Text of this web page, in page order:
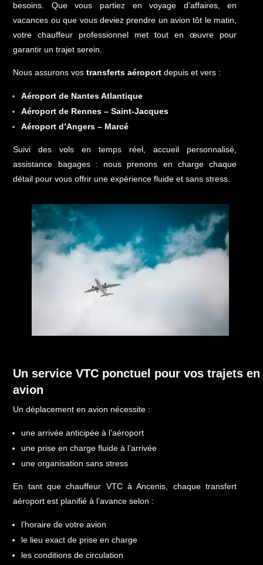
besoins. Que vous partiez en voyage d’affaires, en
vacances ou que vous deviez prendre un avion tôt le matin,
votre chauffeur professionnel met tout en œuvre pour
garantir un trajet serein.
Nous assurons vostransferts aéroport depuis et vers :
Aéroport de Nantes Atlantique
Aéroport de Rennes – Saint-Jacques
Aéroport d’Angers – Marcé
Suivi des vols en temps réel, accueil personnalisé,
assistance bagages : nous prenons en charge chaque
détail pour vous offrir une expérience fluide et sans stress.
Un service VTC ponctuel pour vos trajets en
avion
Un déplacement en avion nécessite :
une arrivée anticipée à l’aéroport
une prise en charge fluide à l’arrivée
une organisation sans stress
En tant que chauffeur VTC à Ancenis, chaque transfert
aéroport est planifié à l’avance selon :
l’horaire de votre avion
le lieu exact de prise en charge
les conditions de circulation